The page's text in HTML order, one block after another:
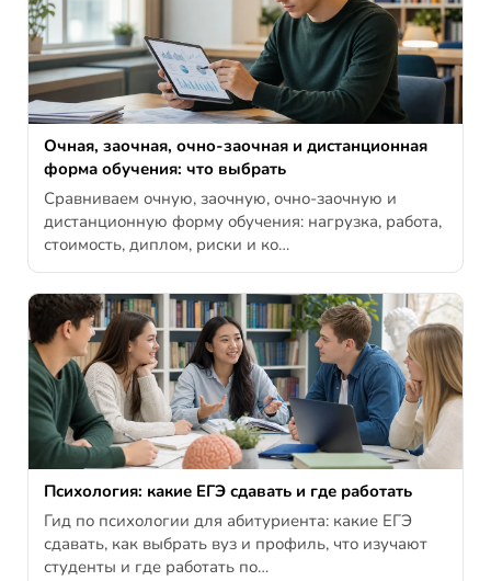
Очная, заочная, очно-заочная и дистанционная
форма обучения: что выбрать
Сравниваем очную, заочную, очно-заочную и
дистанционную форму обучения: нагрузка, работа,
стоимость, диплом, риски и ко…
Психология: какие ЕГЭ сдавать и где работать
Гид по психологии для абитуриента: какие ЕГЭ
сдавать, как выбрать вуз и профиль, что изучают
студенты и где работать по…